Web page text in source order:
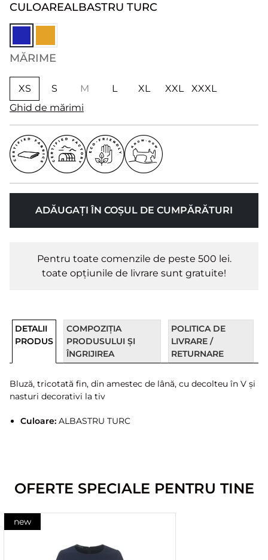
CULOAREALBASTRU TURC
MĂRIME
XS S M L XL XXL
XXXL
Ghid de mărimi
ADĂUGAȚI ÎN COȘUL DE CUMPĂRĂTURI
Pentru toate comenzile de peste 500 lei.
toate opțiunile de livrare sunt gratuite!
DETALII
PRODUS
COMPOZIȚIA
PRODUSULUI ȘI
ÎNGRIJIREA
POLITICA DE
LIVRARE /
RETURNARE
Bluză, tricotată fin, din amestec de lână, cu decolteu în V și
nasturi decorativi la tiv
Culoare:ALBASTRU TURC
OFERTE SPECIALE PENTRU TINE
new